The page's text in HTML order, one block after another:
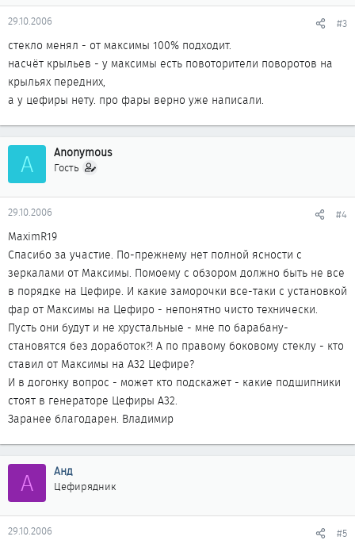
29.10.2006 #3
стекло менял - от максимы 100% подходит.
насчёт крыльев - у максимы есть повоторители поворотов на
крыльях передних,
а у цефиры нету. про фары верно уже написали.
A Anonymous
Гость
29.10.2006 #4
MaximR19
Спасибо за участие. По-прежнему нет полной ясности с
зеркалами от Максимы. Помоему с обзором должно быть не все
в порядке на Цефире. И какие заморочки все-таки с установкой
фар от Максимы на Цефиро - непонятно чисто технически.
Пусть они будут и не хрустальные - мне по барабану-
становятся без доработок?! А по правому боковому стеклу - кто
ставил от Максимы на А32 Цефире?
И в догонку вопрос - может кто подскажет - какие подшипники
стоят в генераторе Цефиры А32.
Заранее благодарен. Владимир
А Анд
Цефирядник
29.10.2006 #5